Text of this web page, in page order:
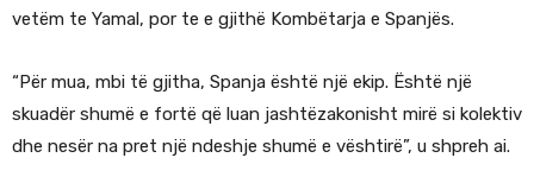
vetëm te Yamal, por te e gjithë Kombëtarja e Spanjës.
“Për mua, mbi të gjitha, Spanja është një ekip. Është një
skuadër shumë e fortë që luan jashtëzakonisht mirë si kolektiv
dhe nesër na pret një ndeshje shumë e vështirë”, u shpreh ai.